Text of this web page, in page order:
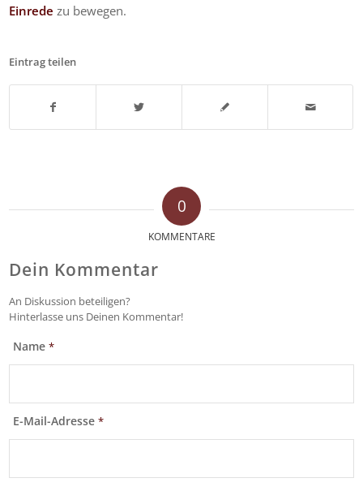
Einrede zu bewegen.
Eintrag teilen
0
KOMMENTARE
Dein Kommentar
An Diskussion beteiligen?
Hinterlasse uns Deinen Kommentar!
Name*
E-Mail-Adresse*